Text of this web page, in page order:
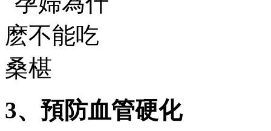
3  、預防血管硬化